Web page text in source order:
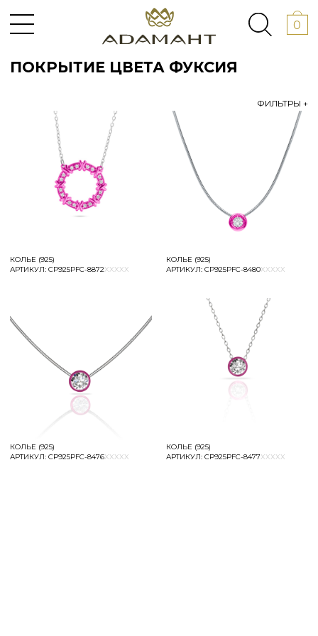
0
ПОКРЫТИЕ ЦВЕТА ФУКСИЯ
ФИЛЬТРЫ +
КОЛЬЕ (925)
АРТИКУЛ: СР925РFC-8872XXXXX
КОЛЬЕ (925)
АРТИКУЛ: СР925РFC-8480XXXXX
КОЛЬЕ (925)
АРТИКУЛ: СР925РFC-8476XXXXX
КОЛЬЕ (925)
АРТИКУЛ: СР925РFC-8477XXXXX